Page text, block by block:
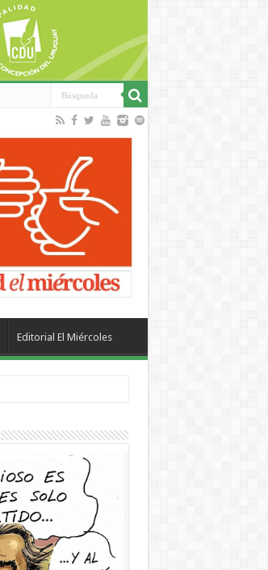
Editorial El Miércoles